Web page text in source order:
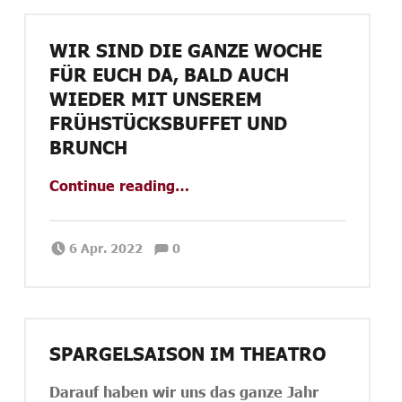
WIR SIND DIE GANZE WOCHE
FÜR EUCH DA, BALD AUCH
WIEDER MIT UNSEREM
FRÜHSTÜCKSBUFFET UND
BRUNCH
Continue reading“Wir sind die ganze Woche für Euch da, bald auch wieder mit unserem Frühstücksbuffet und Brunch”
…
6 Apr. 2022 Janina Priano Comments:
0
SPARGELSAISON IM THEATRO
Darauf haben wir uns das ganze Jahr